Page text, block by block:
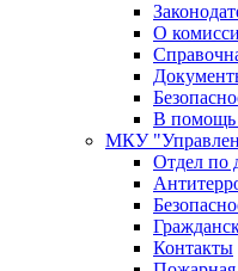
О
В помощь
МКУ
Отдел по
Контакты